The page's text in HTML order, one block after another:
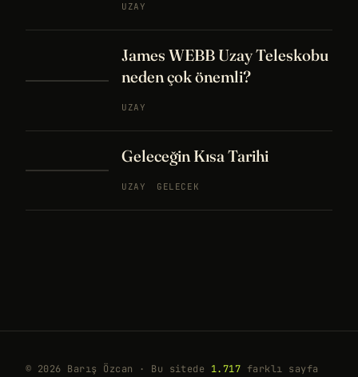
UZAY
James WEBB Uzay Teleskobu
neden çok önemli?
UZAY
Geleceğin Kısa Tarihi
UZAY GELECEK
© 2026 Barış Özcan · Bu sitede 1.717 farklı sayfa